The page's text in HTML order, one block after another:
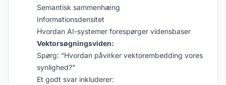
Semantisk sammenhæng
Informationsdensitet
Hvordan AI-systemer forespørger vidensbaser
Vektorsøgningsviden:
Spørg: “Hvordan påvirker vektorembedding vores
synlighed?”
Et godt svar inkluderer: